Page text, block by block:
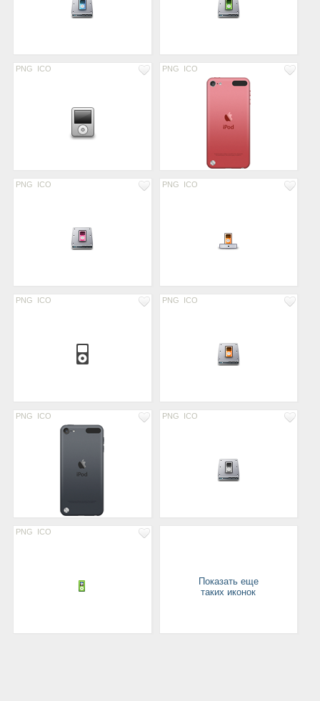
PNG ICO PNG ICO
PNG ICO PNG ICO
PNG ICO PNG ICO
PNG ICO PNG ICO
PNG ICO
Показать еще
таких иконок